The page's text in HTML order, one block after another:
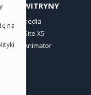
INNE WITRYNY
Incomedia
WebSite X5
WebAnimator
na